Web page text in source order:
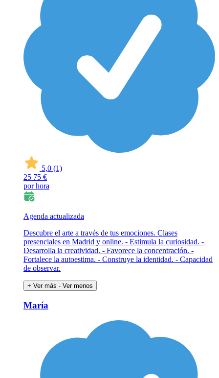
5,0 (1)
25 75 €
por hora
Agenda actualizada
Descubre el arte a través de tus emociones. Clases
presenciales en Madrid y online. - Estimula la curiosidad. -
Desarrolla la creatividad. - Favorece la concentración. -
Fortalece la autoestima. - Construye la identidad. - Capacidad
de observar.
+ Ver más - Ver menos
María